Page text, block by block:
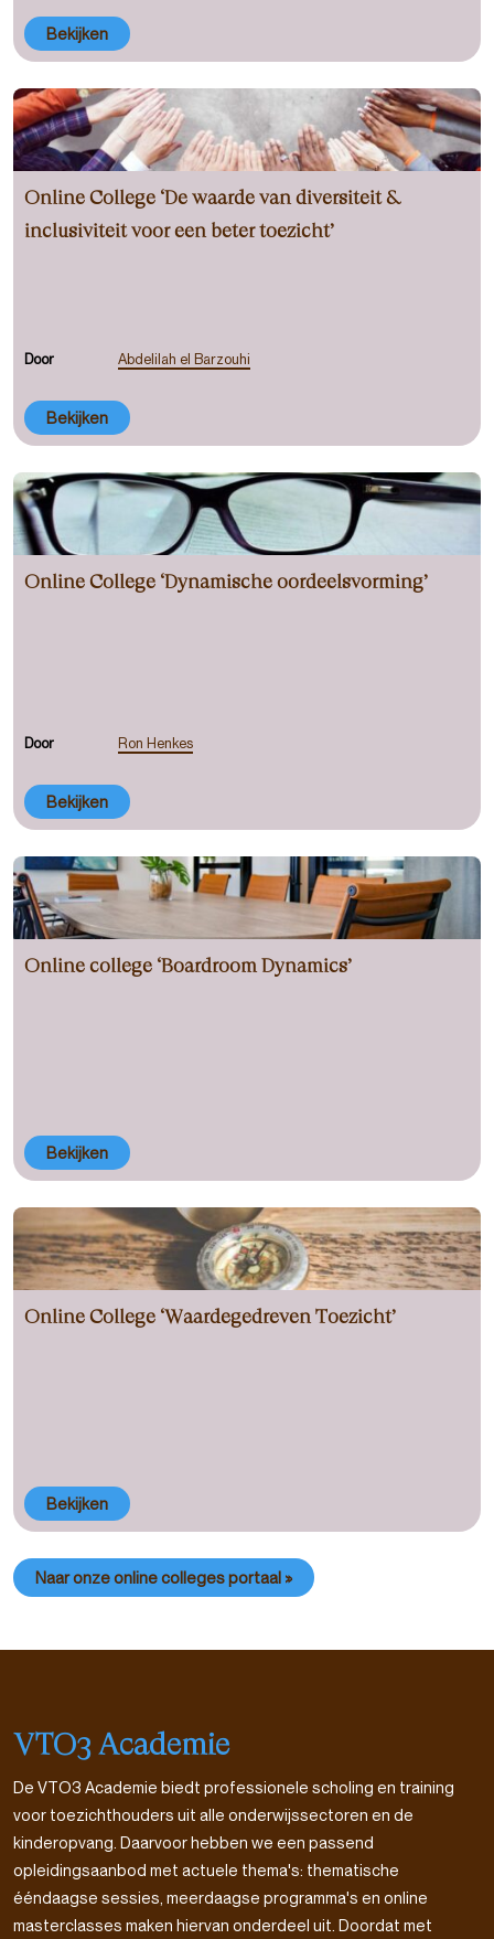
Bekijken
Online College ‘De waarde van diversiteit &
inclusiviteit voor een beter toezicht’
Door Abdelilah el Barzouhi
Bekijken
Online College ‘Dynamische oordeelsvorming’
Door Ron Henkes
Bekijken
Online college ‘Boardroom Dynamics’
Bekijken
Online College ‘Waardegedreven Toezicht’
Bekijken
Naar onze online colleges portaal »
VTO3 Academie
De VTO3 Academie biedt professionele scholing en training
voor toezichthouders uit alle onderwijssectoren en de
kinderopvang. Daarvoor hebben we een passend
opleidingsaanbod met actuele thema's: thematische
ééndaagse sessies, meerdaagse programma's en online
masterclasses maken hiervan onderdeel uit. Doordat met